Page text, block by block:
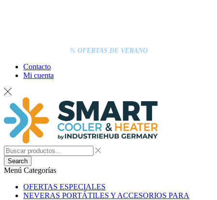
% OFERTAS DE VERANO
Contacto
Mi cuenta
Search
Menú Categorías
OFERTAS ESPECIALES
NEVERAS PORTÁTILES Y ACCESORIOS PARA